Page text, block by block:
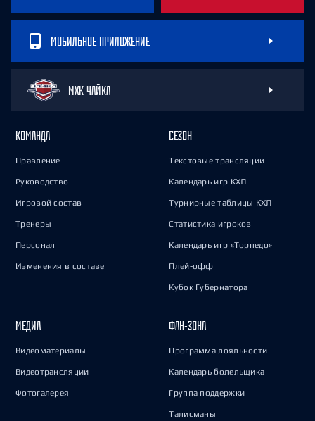
МОБИЛЬНОЕ ПРИЛОЖЕНИЕ
МХК ЧАЙКА
КОМАНДА
Правление
Руководство
Игровой состав
Тренеры
Персонал
Изменения в составе
СЕЗОН
Текстовые трансляции
Календарь игр КХЛ
Турнирные таблицы КХЛ
Статистика игроков
Календарь игр «Торпедо»
Плей-офф
Кубок Губернатора
МЕДИА
Видеоматериалы
Видеотрансляции
Фотогалерея
ФАН-ЗОНА
Программа лояльности
Календарь болельщика
Группа поддержки
Талисманы